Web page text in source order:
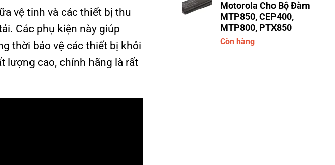
vệ tinh và các thiết bị thu
Các phụ kiện này giúp
thời bảo vệ các thiết bị khỏi
lượng cao, chính hãng là rất
Motorola Cho Bộ Đàm
MTP850, CEP400,
MTP800, PTX850
Còn hàng